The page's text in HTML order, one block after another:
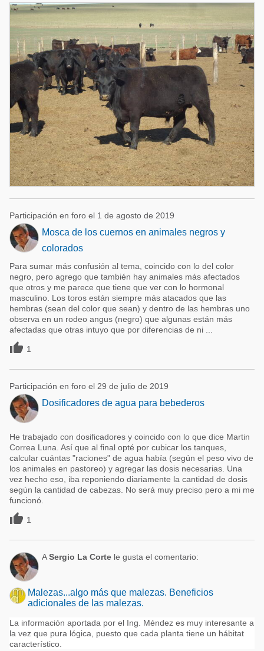
Participación en foro el 1 de agosto de 2019
Mosca de los cuernos en animales negros y
colorados
Para sumar más confusión al tema, coincido con lo del color
negro, pero agrego que también hay animales más afectados
que otros y me parece que tiene que ver con lo hormonal
masculino. Los toros están siempre más atacados que las
hembras (sean del color que sean) y dentro de las hembras uno
observa en un rodeo angus (negro) que algunas están más
afectadas que otras intuyo que por diferencias de ni ...
 1
Participación en foro el 29 de julio de 2019
Dosificadores de agua para bebederos
He trabajado con dosificadores y coincido con lo que dice Martin
Correa Luna. Así que al final opté por cubicar los tanques,
calcular cuántas "raciones" de agua había (según el peso vivo de
los animales en pastoreo) y agregar las dosis necesarias. Una
vez hecho eso, iba reponiendo diariamente la cantidad de dosis
según la cantidad de cabezas. No será muy preciso pero a mi me
funcionó.
 1
ASergio La Corte le gusta el comentario:
Malezas...algo más que malezas. Beneficios
adicionales de las malezas.
La información aportada por el Ing. Méndez es muy interesante a
la vez que pura lógica, puesto que cada planta tiene un hábitat
característico.